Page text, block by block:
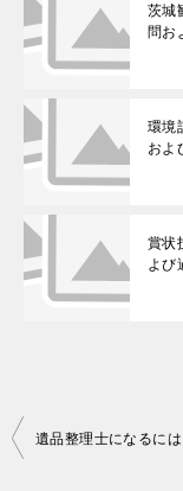
茨城
問お
環境
およ
賞状
よび
投